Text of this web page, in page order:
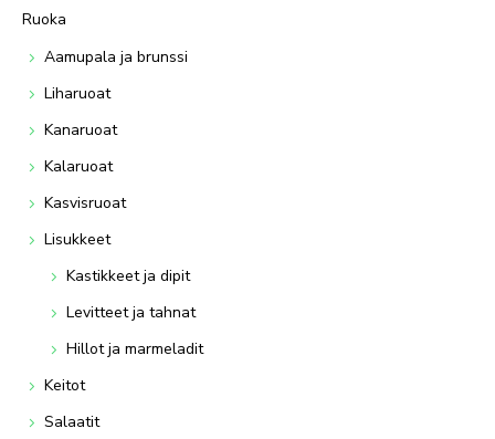
Ruoka
Aamupala ja brunssi
Liharuoat
Kanaruoat
Kalaruoat
Kasvisruoat
Lisukkeet
Kastikkeet ja dipit
Levitteet ja tahnat
Hillot ja marmeladit
Keitot
Salaatit